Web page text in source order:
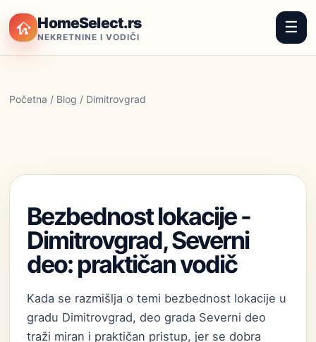
HomeSelect.rs
NEKRETNINE I VODIČI
☰
Početna / Blog / Dimitrovgrad
Bezbednost lokacije -
Dimitrovgrad, Severni
deo: praktičan vodič
Kada se razmišlja o temi bezbednost lokacije u
gradu Dimitrovgrad, deo grada Severni deo
traži miran i praktičan pristup, jer se dobra